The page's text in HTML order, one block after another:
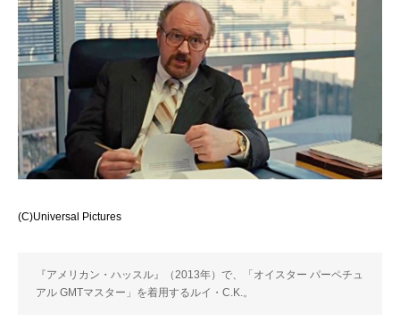
(C)Universal Pictures
『アメリカン・ハッスル』（2013年）で、「オイスター パーペチュ
アル GMTマスター」を着用するルイ・C.K.。